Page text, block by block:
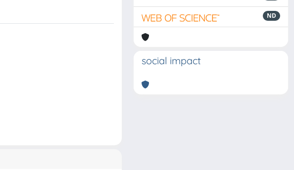
ND
social impact